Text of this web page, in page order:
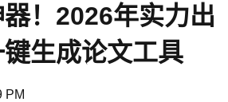
！2026年实力出
生成论文工具
PM